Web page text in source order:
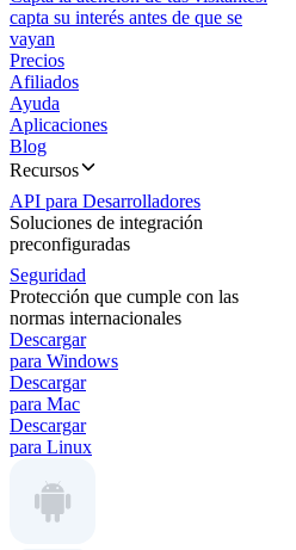
capta su interés antes de que se
vayan
Precios
Afiliados
Ayuda
Aplicaciones
Blog
Recursos
API para Desarrolladores
Soluciones de integración
preconfiguradas
Seguridad
Protección que cumple con las
normas internacionales
Descargar
para Windows
Descargar
para Mac
Descargar
para Linux